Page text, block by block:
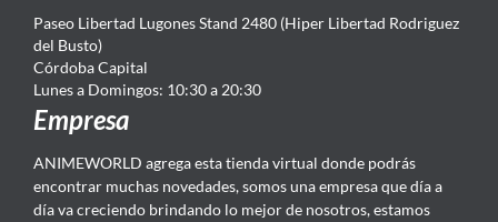
Paseo Libertad Lugones Stand 2480 (Hiper Libertad Rodriguez
del Busto)
Córdoba Capital
Lunes a Domingos: 10:30 a 20:30
Empresa
ANIMEWORLD agrega esta tienda virtual donde podrás
encontrar muchas novedades, somos una empresa que día a
día va creciendo brindando lo mejor de nosotros, estamos